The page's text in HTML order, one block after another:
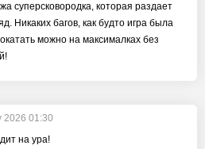
суперсковородка, которая раздает
Никаких багов, как будто игра была
можно на максималках без
2026 01:30
на ура!